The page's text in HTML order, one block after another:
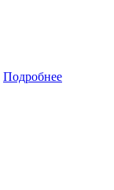
Подробнее